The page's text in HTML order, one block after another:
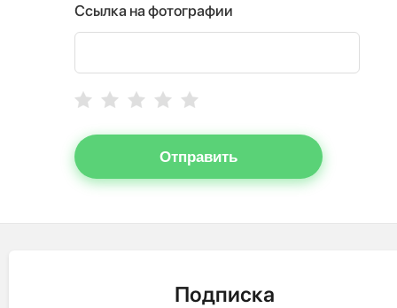
Ссылка на фотографии
Отправить
Подписка